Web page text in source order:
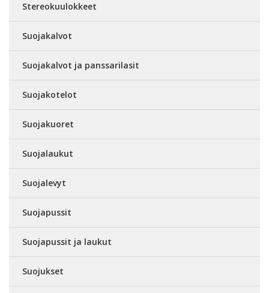
Stereokuulokkeet
Suojakalvot
Suojakalvot ja panssarilasit
Suojakotelot
Suojakuoret
Suojalaukut
Suojalevyt
Suojapussit
Suojapussit ja laukut
Suojukset